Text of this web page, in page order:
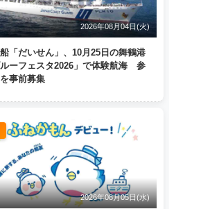
2026年08月04日(火)
「だいせん」、10月25日の舞鶴港
ルーフェスタ2026」で体験航海 参
事前募集
2026年08月05日(水)